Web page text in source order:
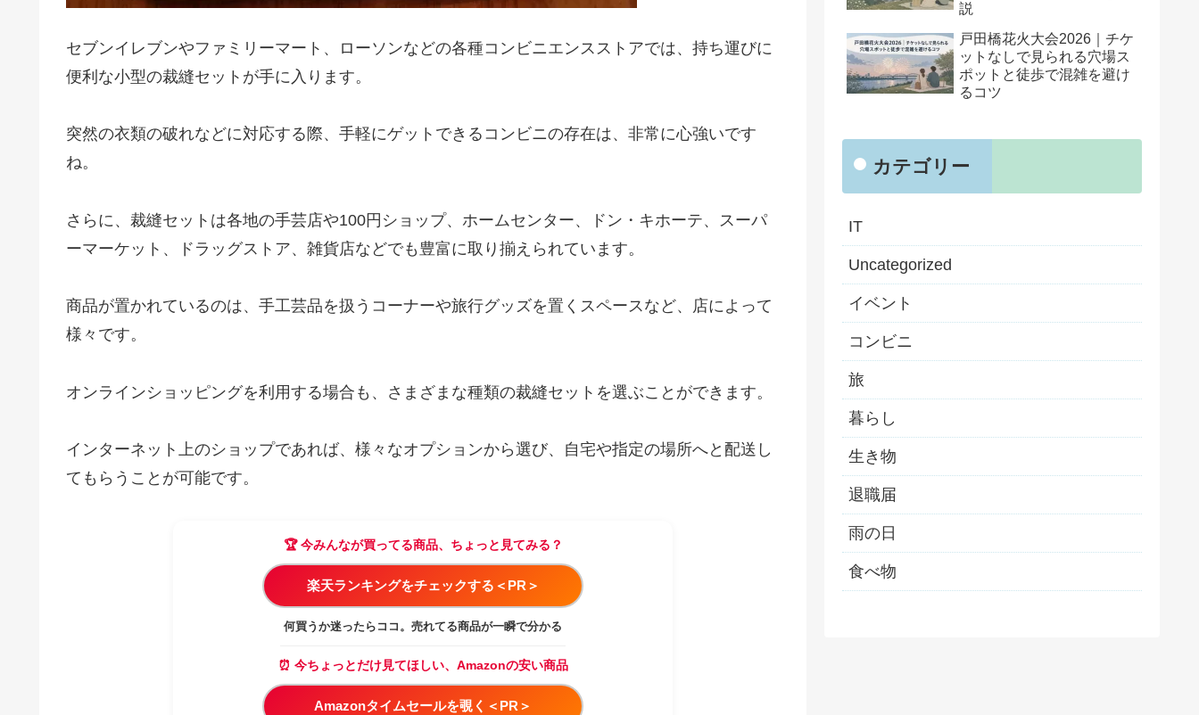
セブンイレブンやファミリーマート、ローソンなどの各種コンビニエンスストアでは、持ち運びに
便利な小型の裁縫セットが手に入ります。
突然の衣類の破れなどに対応する際、手軽にゲットできるコンビニの存在は、非常に心強いです
ね。
さらに、裁縫セットは各地の手芸店や100円ショップ、ホームセンター、ドン・キホーテ、スーパ
ーマーケット、ドラッグストア、雑貨店などでも豊富に取り揃えられています。
商品が置かれているのは、手工芸品を扱うコーナーや旅行グッズを置くスペースなど、店によって
様々です。
オンラインショッピングを利用する場合も、さまざまな種類の裁縫セットを選ぶことができます。
インターネット上のショップであれば、様々なオプションから選び、自宅や指定の場所へと配送し
てもらうことが可能です。
🏆 今みんなが買ってる商品、ちょっと見てみる？
楽天ランキングをチェックする＜PR＞
何買うか迷ったらココ。売れてる商品が一瞬で分かる
⏰ 今ちょっとだけ見てほしい、Amazonの安い商品
Amazonタイムセールを覗く＜PR＞
説
戸田橋花火大会2026｜チケ
ットなしで見られる穴場ス
ポットと徒歩で混雑を避け
るコツ
カテゴリー
IT
Uncategorized
イベント
コンビニ
旅
暮らし
生き物
退職届
雨の日
食べ物